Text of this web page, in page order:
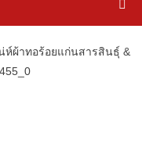
ห์ผ้าทอร้อยแก่นสารสินธุ์ &